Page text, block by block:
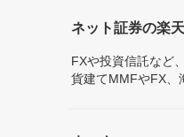
ネット証券の楽
FXや投資信託など
貨建てMMFやFX、